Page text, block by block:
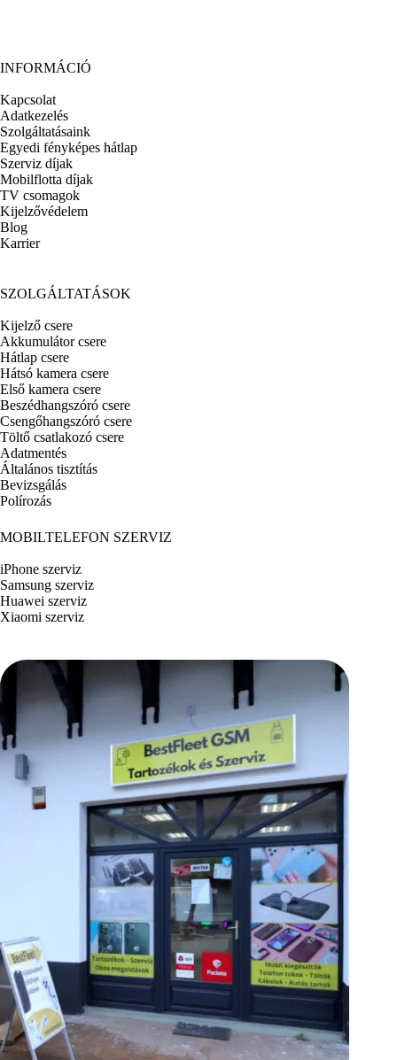
INFORMÁCIÓ
Kapcsolat
Adatkezelés
Szolgáltatásaink
Egyedi fényképes hátlap
Szerviz díjak
Mobilflotta díjak
TV csomagok
Kijelzővédelem
Blog
Karrier
SZOLGÁLTATÁSOK
Kijelző csere
Akkumulátor csere
Hátlap csere
Hátsó kamera csere
Első kamera csere
Beszédhangszóró csere
Csengőhangszóró csere
Töltő csatlakozó csere
Adatmentés
Általános tisztítás
Bevizsgálás
Polírozás
MOBILTELEFON SZERVIZ
iPhone szerviz
Samsung szerviz
Huawei szerviz
Xiaomi szerviz